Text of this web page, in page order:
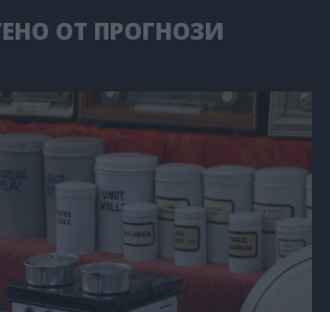
ОТ ПРОГНОЗИ